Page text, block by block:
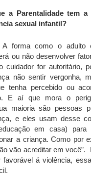
a Parentalidade tem
sexual infantil?
forma como o adulto
ou não desenvolver
for autoritário,
não sentir vergonha,
tenha percebido ou
E aí que mora o
maioria são pessoas
e eles usam desse
em casa) para
a criança. Como por
vão acreditar em você”.
á violência,